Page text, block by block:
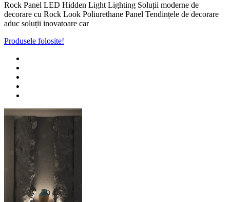
Rock Panel LED Hidden Light Lighting Soluții moderne de
decorare cu Rock Look Poliurethane Panel Tendințele de decorare
aduc soluții inovatoare car
Produsele folosite!